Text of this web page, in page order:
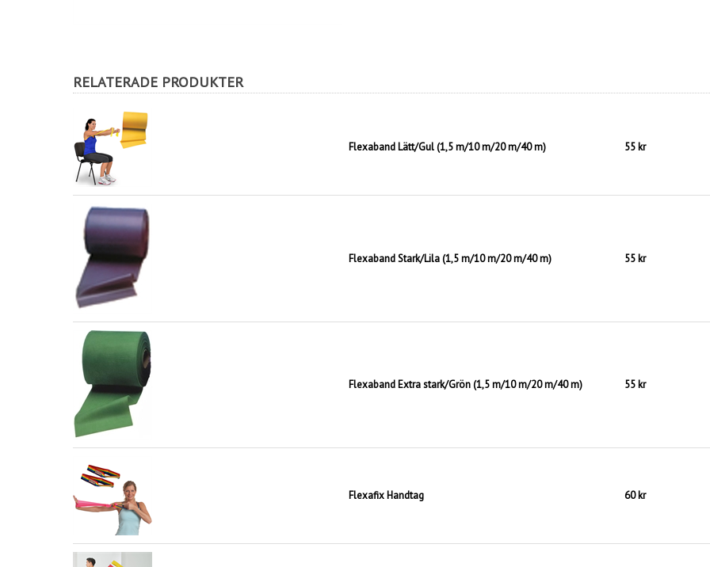
RELATERADE PRODUKTER
Flexaband Lätt/Gul (1,5 m/10 m/20 m/40 m) 55 kr
Flexaband Stark/Lila (1,5 m/10 m/20 m/40 m) 55 kr
Flexaband Extra stark/Grön (1,5 m/10 m/20 m/40 m) 55 kr
Flexafix Handtag 60 kr